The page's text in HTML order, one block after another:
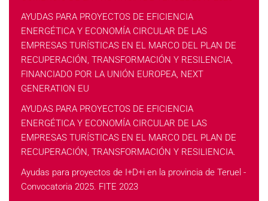
AYUDAS PARA PROYECTOS DE EFICIENCIA
ENERGÉTICA Y ECONOMÍA CIRCULAR DE LAS
EMPRESAS TURÍSTICAS EN EL MARCO DEL PLAN DE
RECUPERACIÓN, TRANSFORMACIÓN Y RESILENCIA,
FINANCIADO POR LA UNIÓN EUROPEA, NEXT
GENERATION EU
AYUDAS PARA PROYECTOS DE EFICIENCIA
ENERGÉTICA Y ECONOMÍA CIRCULAR DE LAS
EMPRESAS TURÍSTICAS EN EL MARCO DEL PLAN DE
RECUPERACIÓN, TRANSFORMACIÓN Y RESILIENCIA.
Ayudas para proyectos de I+D+i en la provincia de Teruel -
Convocatoria 2025. FITE 2023